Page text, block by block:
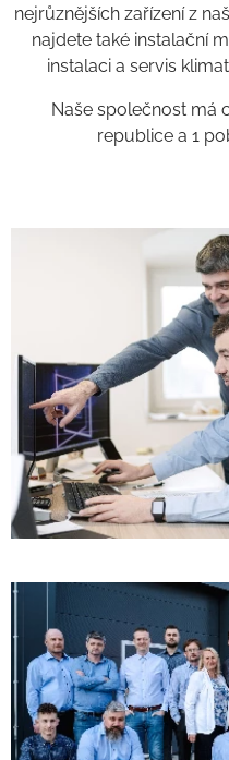
nejrůznějších zařízení z
najdete také instalační
instalaci a servis
Naše společnost má
republice a 1